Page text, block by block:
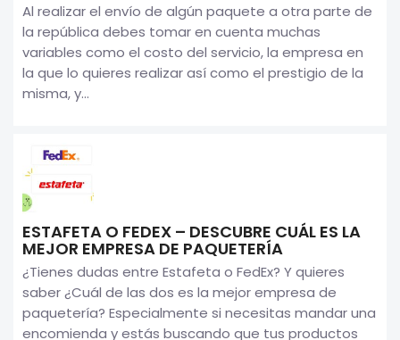
Al realizar el envío de algún paquete a otra parte de
la república debes tomar en cuenta muchas
variables como el costo del servicio, la empresa en
la que lo quieres realizar así como el prestigio de la
misma, y...
ESTAFETA O FEDEX – DESCUBRE CUÁL ES LA
MEJOR EMPRESA DE PAQUETERÍA
¿Tienes dudas entre Estafeta o FedEx? Y quieres
saber ¿Cuál de las dos es la mejor empresa de
paquetería? Especialmente si necesitas mandar una
encomienda y estás buscando que tus productos